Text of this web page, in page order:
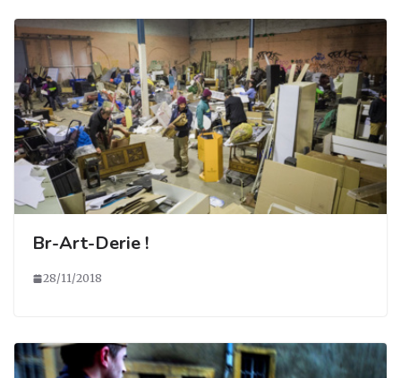
Br-Art-Derie !
28/11/2018